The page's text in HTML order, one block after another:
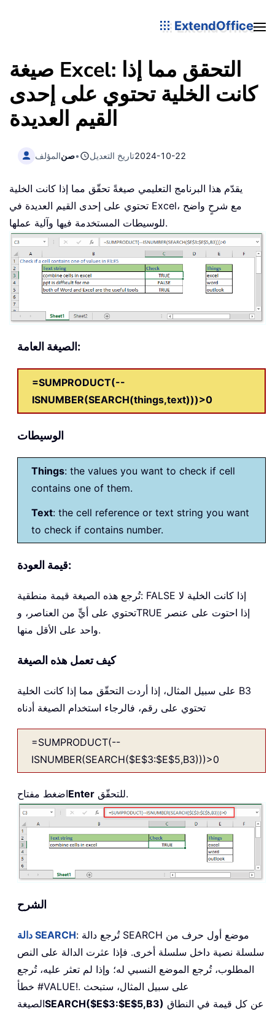
ExtendOffice
صيغة Excel: التحقق مما إذا
كانت الخلية تحتوي على إحدى
القيم العديدة
المؤلفصن• تاريخ التعديل2024-10-22
يقدّم هذا البرنامج التعليمي صيغةً تحقّق مما إذا كانت الخلية
تحتوي على إحدى القيم العديدة في Excel، مع شرحٍ واضح
للوسيطات المستخدمة فيها وآلية عملها.
الصيغة العامة:
=SUMPRODUCT(--
ISNUMBER(SEARCH(things,text)))>0
الوسيطات
Things: the values you want to check if cell
contains one of them.
Text: the cell reference or text string you want
to check if contains number.
قيمة العودة:
تُرجع هذه الصيغة قيمة منطقية: FALSE إذا كانت الخلية لا
تحتوي على أيٍّ من العناصر، وTRUE إذا احتوت على عنصر
واحد على الأقل منها.
كيف تعمل هذه الصيغة
على سبيل المثال، إذا أردت التحقّق مما إذا كانت الخلية B3
تحتوي على رقم، فالرجاء استخدام الصيغة أدناه
=SUMPRODUCT(--
ISNUMBER(SEARCH($E$3:$E$5,B3)))>0
اضغط مفتاحEnter للتحقّق.
الشرح
دالة SEARCH: تُرجع دالة SEARCH موضع أول حرف من
سلسلة نصية داخل سلسلة أخرى. فإذا عثرت الدالة على النص
المطلوب، تُرجع الموضع النسبي له؛ وإذا لم تعثر عليه، تُرجع
خطأ #VALUE!. على سبيل المثال، ستبحث
الصيغةSEARCH($E$3:$E$5,B3)